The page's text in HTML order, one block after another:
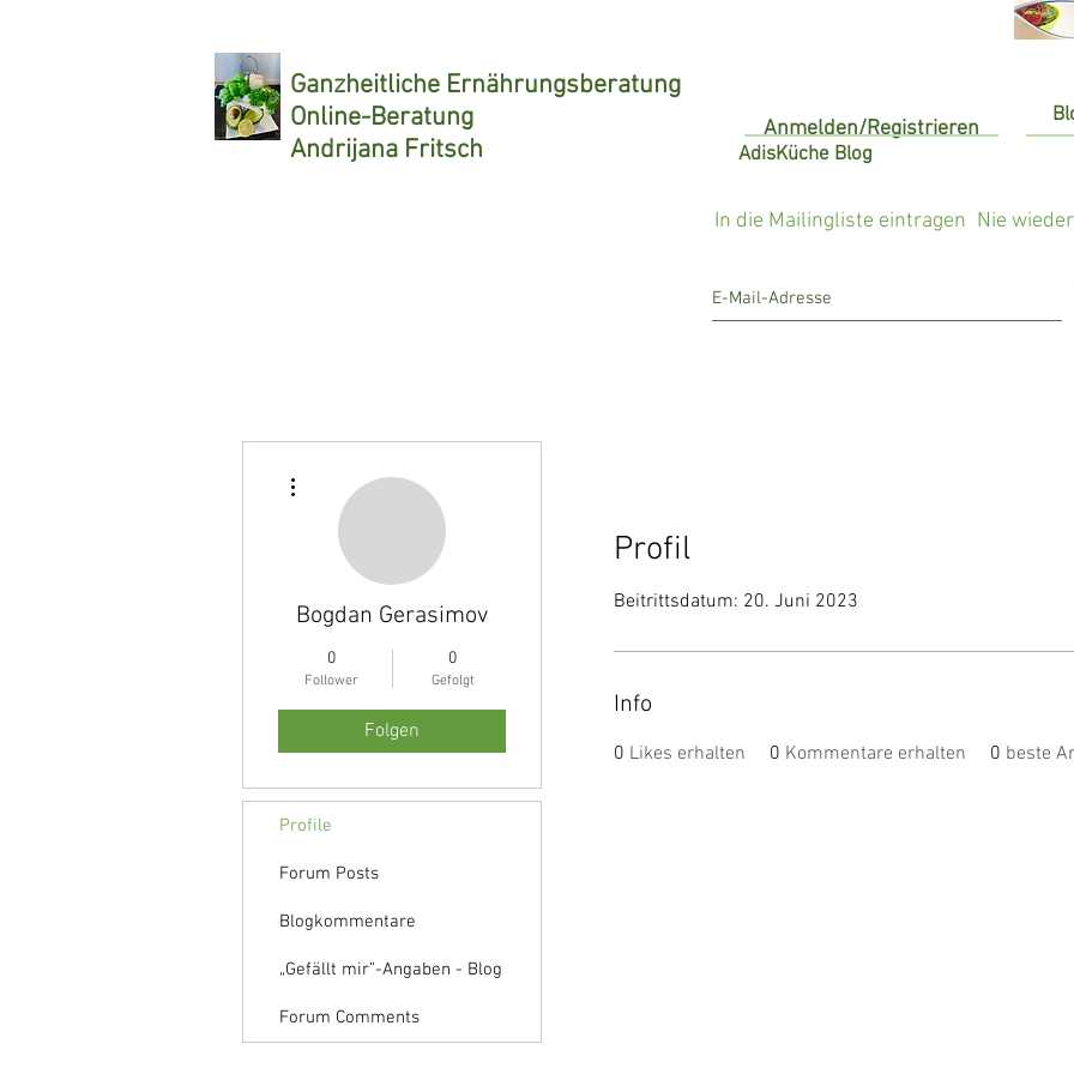
Ganzheitliche Ernährungsberatung
Online-Beratung
Andrijana Fritsch
Anmelden/Registrieren
AdisKüche Blog
In die Mailingliste eintragen Nie
Profil
Beitrittsdatum: 20. Juni 2023
Info
0 Likes erhalten 0 Kommentare erhalten 0 beste
Bogdan Gerasimov
0
Follower
0
Gefolgt
Folgen
Profile
Forum Posts
Blogkommentare
„Gefällt mir”-Angaben - Blog
Forum Comments